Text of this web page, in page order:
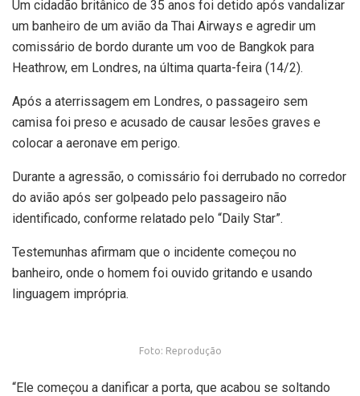
Um cidadão britânico de 35 anos foi detido após vandalizar
um banheiro de um avião da Thai Airways e agredir um
comissário de bordo durante um voo de Bangkok para
Heathrow, em Londres, na última quarta-feira (14/2).
Após a aterrissagem em Londres, o passageiro sem
camisa foi preso e acusado de causar lesões graves e
colocar a aeronave em perigo.
Durante a agressão, o comissário foi derrubado no corredor
do avião após ser golpeado pelo passageiro não
identificado, conforme relatado pelo “Daily Star”.
Testemunhas afirmam que o incidente começou no
banheiro, onde o homem foi ouvido gritando e usando
linguagem imprópria.
Foto: Reprodução
“Ele começou a danificar a porta, que acabou se soltando